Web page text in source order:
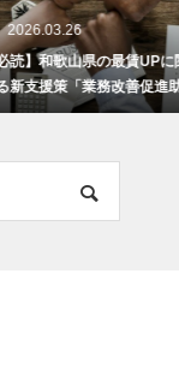
歌山県の最賃UPに関
策「業務改善促進助成
か？